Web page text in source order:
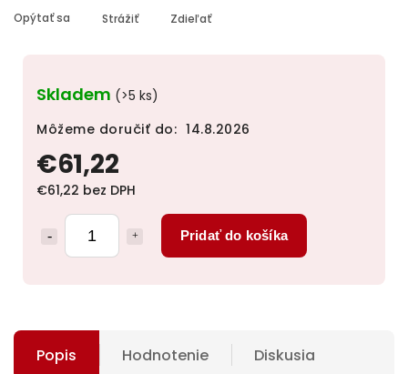
€61,22
€61,22 bez DPH
Pridať do košíka
Skladem (>5 ks)
Môžeme doručiť do: 14.8.2026
Opýtať sa Strážiť Zdieľať
Popis Hodnotenie Diskusia